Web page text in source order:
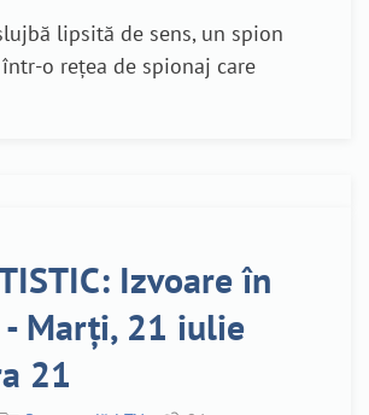
lipsită de sens, un spion
o rețea de spionaj care
Izvoare în
Marți, 21 iulie
21